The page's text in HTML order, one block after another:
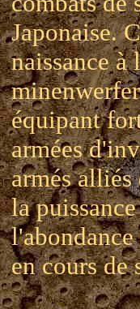
Japonaise.
naissance à
équipant
armées
armés
la
en cours de